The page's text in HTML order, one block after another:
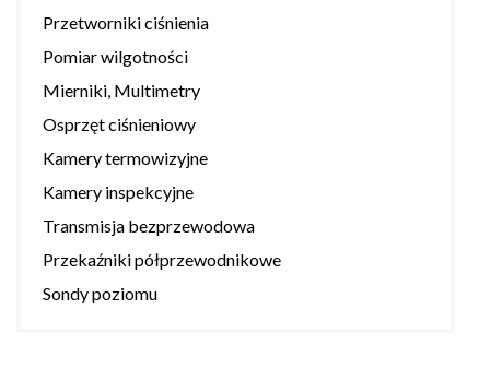
Przetworniki ciśnienia
Pomiar wilgotności
Mierniki, Multimetry
Osprzęt ciśnieniowy
Kamery termowizyjne
Kamery inspekcyjne
Transmisja bezprzewodowa
Przekaźniki półprzewodnikowe
Sondy poziomu